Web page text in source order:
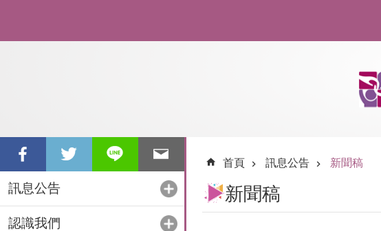
訊息公告
認識我們
首頁 訊息公告 新聞稿
新聞稿